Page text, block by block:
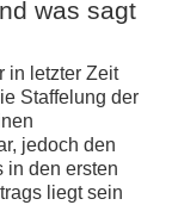
was sagt
in letzter Zeit
Staffelung der
jedoch den
in den ersten
liegt sein